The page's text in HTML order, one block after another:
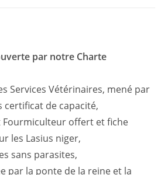
par notre Charte
Services Vétérinaires, mené par
certificat de capacité,
Fourmiculteur offert et fiche
les Lasius niger,
sans parasites,
par la ponte de la reine et la